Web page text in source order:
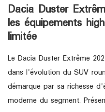
Dacia Duster
les équipements
limitée
Le Dacia Duster Extrême
dans l'évolution du SUV
démarque par sa richesse
moderne du segment.